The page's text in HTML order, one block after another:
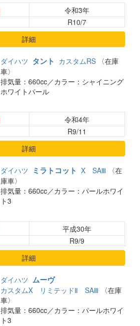
令和3年
R10/7
詳細
ダイハツ タント カスタムRS
〈在庫
車〉
排気量：660cc／カラー：シャイニング
ホワイトパール
令和4年
R9/11
詳細
ダイハツ ミラトコット X SAⅢ
〈在
庫車〉
排気量：660cc／カラー：パールホワイ
ト3
平成30年
R9/9
詳細
ダイハツ ムーヴ
カスタムX リミテッドⅡ SAⅢ
〈在庫
車〉
排気量：660cc／カラー：パールホワイ
ト3